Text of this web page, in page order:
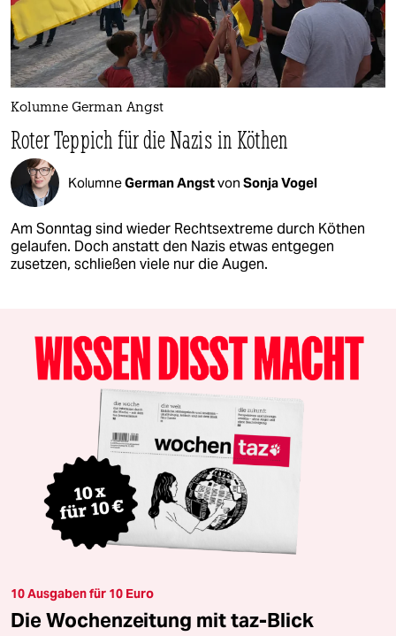
Kolumne German Angst
Roter Teppich für die Nazis in Köthen
KolumneGerman Angstvon Sonja Vogel
Am Sonntag sind wieder Rechtsextreme durch Köthen
gelaufen. Doch anstatt den Nazis etwas entgegen
zusetzen, schließen viele nur die Augen.
10 Ausgaben für 10 Euro
Die Wochenzeitung mit taz-Blick